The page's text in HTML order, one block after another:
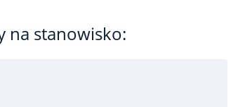
na stanowisko: